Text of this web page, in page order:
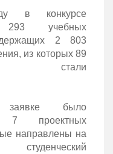
в конкурсе
293 учебных
2 803
из которых 89
стали
было
7 проектных
направлены на